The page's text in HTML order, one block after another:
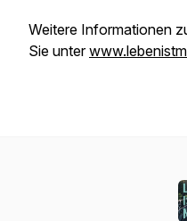
Weitere Informationen
Sie unter